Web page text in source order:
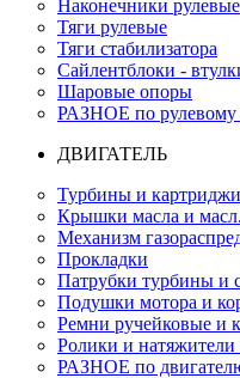
Наконечники рулевые
Тяги рулевые
Тяги стабилизатора
Сайлентблоки -
Шаровые опоры
РАЗНОЕ по рулевому
ДВИГАТЕЛЬ
Турбины и
Крышки масла и
Механизм
Прокладки
Патрубки турбины и
Подушки мотора и
Ремни ручейковые и
Ролики и
РАЗНОЕ по